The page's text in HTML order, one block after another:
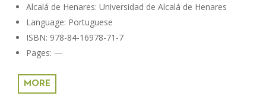
Alcalá de Henares: Universidad de Alcalá de Henares
Language: Portuguese
ISBN: 978-84-16978-71-7
Pages: —
MORE